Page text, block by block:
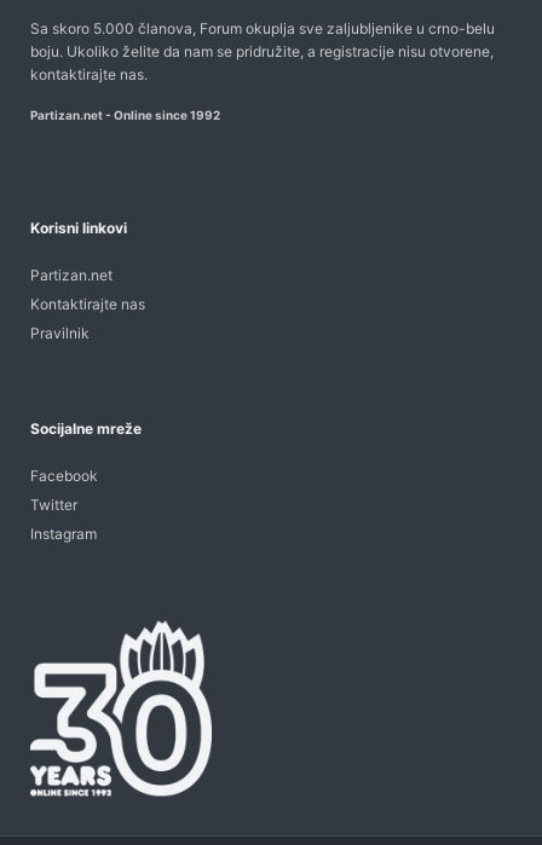
Sa skoro 5.000 članova, Forum okuplja sve zaljubljenike u crno-belu
boju. Ukoliko želite da nam se pridružite, a registracije nisu otvorene,
kontaktirajte nas.
Partizan.net - Online since 1992
Korisni linkovi
Partizan.net
Kontaktirajte nas
Pravilnik
Socijalne mreže
Facebook
Twitter
Instagram